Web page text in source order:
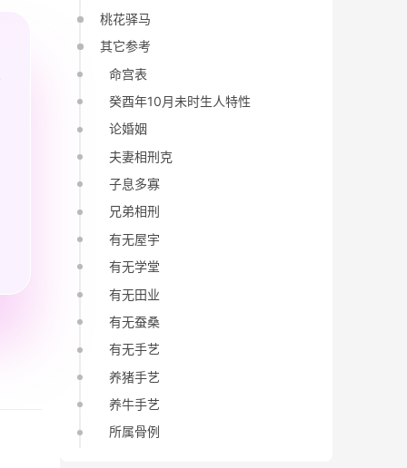
桃花驿马
其它参考
命宫表
癸酉年10月未时生人特性
论婚姻
夫妻相刑克
子息多寡
兄弟相刑
有无屋宇
有无学堂
有无田业
有无蚕桑
有无手艺
养猪手艺
养牛手艺
所属骨例